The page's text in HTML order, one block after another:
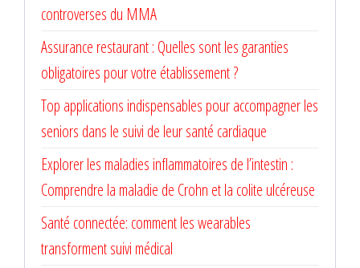
controverses du MMA
Assurance restaurant : Quelles sont les garanties
obligatoires pour votre établissement ?
Top applications indispensables pour accompagner les
seniors dans le suivi de leur santé cardiaque
Explorer les maladies inflammatoires de l’intestin :
Comprendre la maladie de Crohn et la colite ulcéreuse
Santé connectée: comment les wearables
transforment suivi médical